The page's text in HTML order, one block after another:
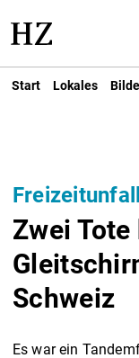
Start Lokales
Freizeitunfall
Zwei Tote
Schweiz
Es war ein